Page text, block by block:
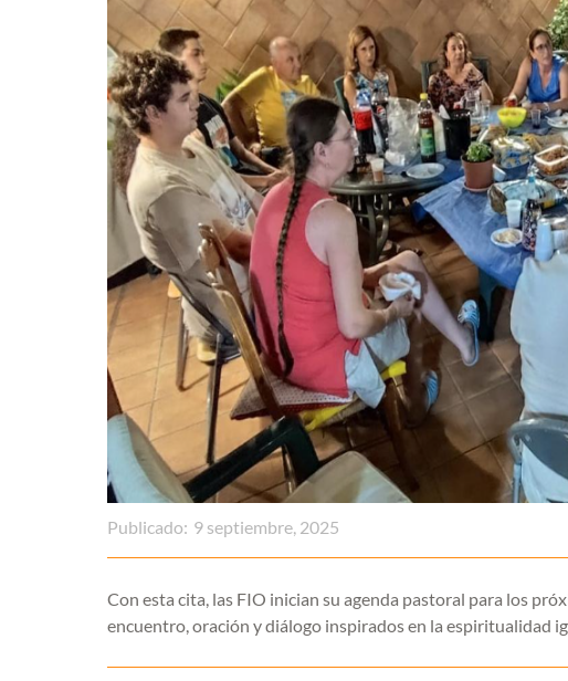
Publicado: 9 septiembre, 2025
Con esta cita, las FIO inician su agenda pastoral para los
encuentro, oración y diálogo inspirados en la espiritualidad